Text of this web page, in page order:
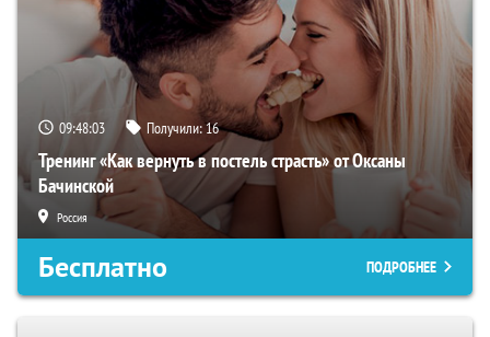
09:48:02 Получили:16
Тренинг «Как вернуть в постель страсть» от Оксаны
Бачинской
Россия
Бесплатно ПОДРОБНЕЕ